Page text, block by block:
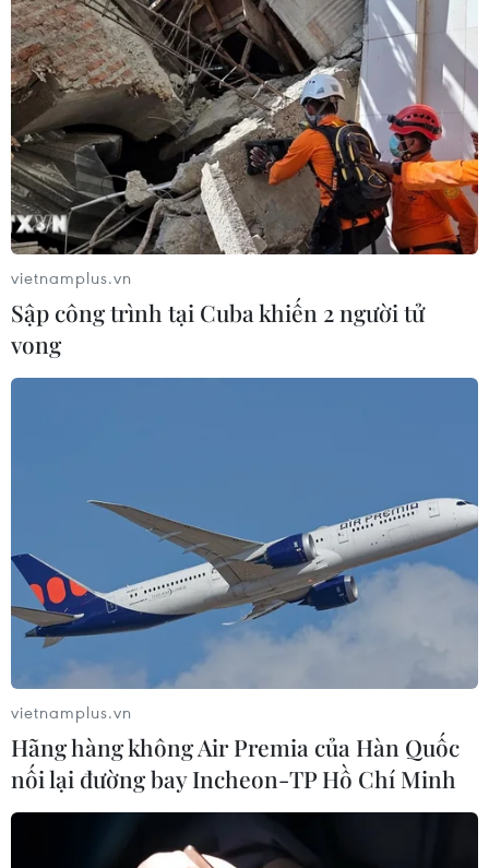
03/04/2019 09:25
Thủ tướng Campuchia Hun Sen cho biết để mở thêm
các cửa khẩu biên giới mới, nước này bắt đầu đàm
phán tăng cường thương mại song phương với Việt
Nam, Lào và Thái Lan.
vietnamplus.vn
Sập công trình tại Cuba khiến 2 người tử
vong
vietnamplus.vn
Hãng hàng không Air Premia của Hàn Quốc
nối lại đường bay Incheon-TP Hồ Chí Minh